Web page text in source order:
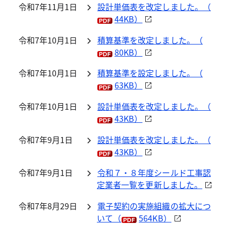
令和7年11月1日
設計単価表を改定しました。（
44KB）
令和7年10月1日
積算基準を改定しました。（
80KB）
令和7年10月1日
積算基準を設定しました。（
63KB）
令和7年10月1日
設計単価表を改定しました。（
43KB）
令和7年9月1日
設計単価表を改定しました。（
43KB）
令和7年9月1日
令和７・８年度シールド工事認
定業者一覧を更新しました。
令和7年8月29日
電子契約の実施組織の拡大につ
いて（
564KB）